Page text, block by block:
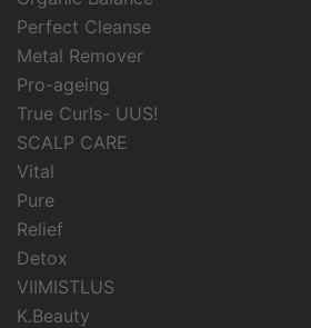
Perfect Cleanse
Metal Remover
Pro-ageing
True Curls- UUS!
SCALP CARE
Vital
Pure
Relief
Detox
VIIMISTLUS
K.Beauty